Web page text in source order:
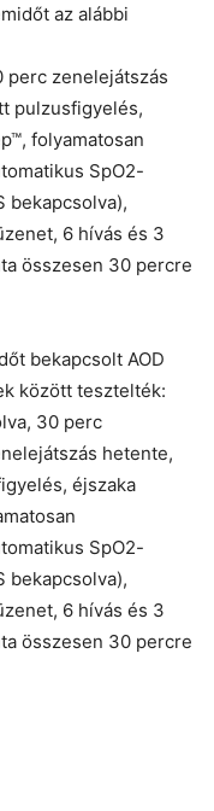
az alábbi
zenelejátszás
pulzusfigyelés,
folyamatosan
SpO2-
bekapcsolva),
6 hívás és 3
összesen 30 percre
bekapcsolt AOD
között tesztelték:
30 perc
hetente,
éjszaka
SpO2-
bekapcsolva),
6 hívás és 3
összesen 30 percre